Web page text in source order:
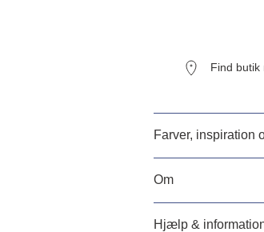
Find
Farver, inspiration
Om
Hjælp &